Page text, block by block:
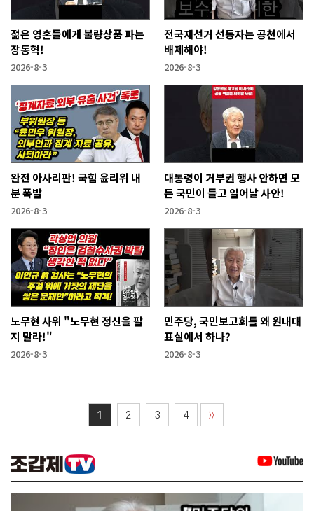
젊은 영혼들에게 불량상품 파는
장동혁!
2026-8-3
전국재선거 선동자는 공천에서
배제해야!
2026-8-3
완전 아사리판! 국힘 윤리위 내
분 폭발
2026-8-3
대통령이 거부권 행사 안하면 모
든 국민이 들고 일어날 사안!
2026-8-3
노무현 사위 "노무현 정신을 팔
지 말라!"
2026-8-3
민주당, 국민보고회를 왜 원내대
표실에서 하나?
2026-8-3
1 2 3 4 〉〉